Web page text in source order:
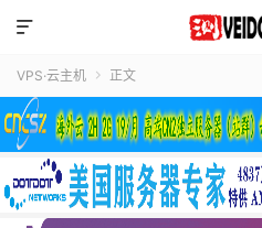

VPS·云主机  正文